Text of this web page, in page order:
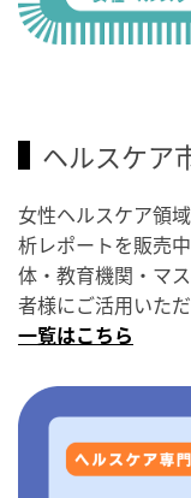
ヘルスケア
女性ヘルスケア領
析レポートを販売
体・教育機関・マ
者様にご活用いただ
一覧はこちら